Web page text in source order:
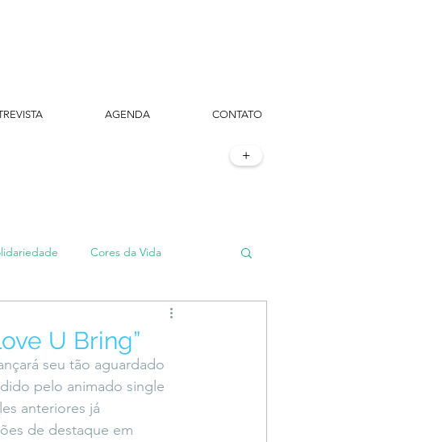
Cores da Vida
#TôemSampa, meu!
da Curva Território Livre
U Bring”
seu tão aguardado
pelo animado single
anteriores já
de destaque em
+
AGENDA CONTATO